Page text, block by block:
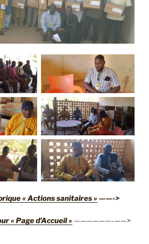
« Actions sanitaires » ——->
« Page d’Accueil » ——————-——>